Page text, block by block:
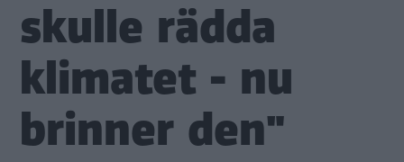
skulle rädda
klimatet - nu
brinner den"